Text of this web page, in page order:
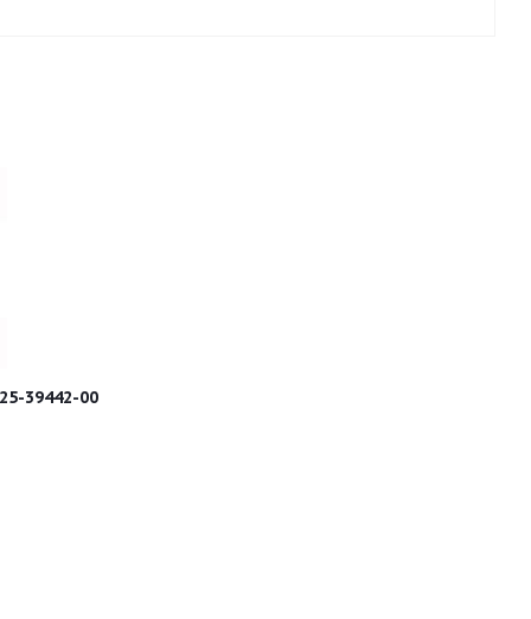
поршневых колец Std 25-39442-00